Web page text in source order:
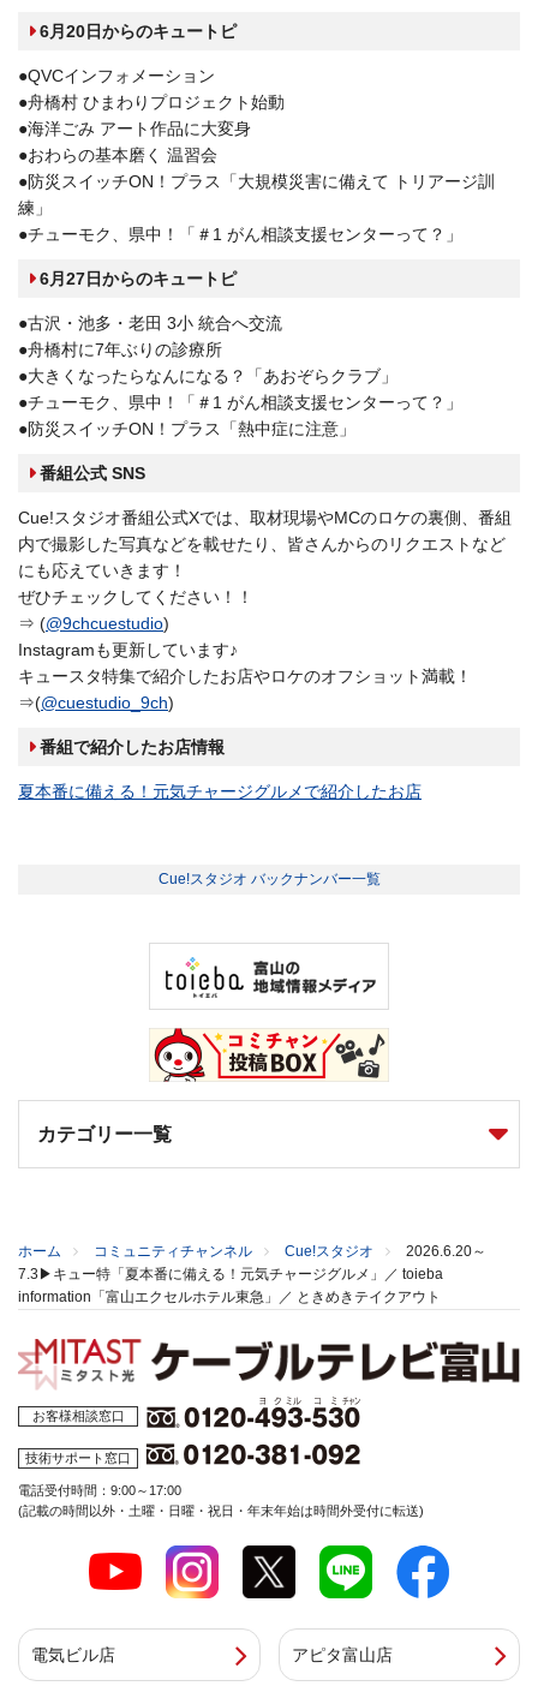
6月20日からのキュートピ
●QVCインフォメーション
●舟橋村 ひまわりプロジェクト始動
●海洋ごみ アート作品に大変身
●おわらの基本磨く 温習会
●防災スイッチON！プラス「大規模災害に備えて トリアージ訓
練」
●チューモク、県中！「＃1 がん相談支援センターって？」
6月27日からのキュートピ
●古沢・池多・老田 3小 統合へ交流
●舟橋村に7年ぶりの診療所
●大きくなったらなんになる？「あおぞらクラブ」
●チューモク、県中！「＃1 がん相談支援センターって？」
●防災スイッチON！プラス「熱中症に注意」
番組公式 SNS
Cue!スタジオ番組公式Xでは、取材現場やMCのロケの裏側、番組
内で撮影した写真などを載せたり、皆さんからのリクエストなど
にも応えていきます！
ぜひチェックしてください！！
⇒ (@9chcuestudio)
Instagramも更新しています♪
キュースタ特集で紹介したお店やロケのオフショット満載！
⇒(@cuestudio_9ch)
番組で紹介したお店情報
夏本番に備える！元気チャージグルメで紹介したお店
Cue!スタジオ バックナンバー一覧
カテゴリー一覧
ホーム コミュニティチャンネル Cue!スタジオ
2026.6.20～
7.3▶キュー特「夏本番に備える！元気チャージグルメ」／ toieba
information「富山エクセルホテル東急」／ ときめきテイクアウト
お客様相談窓口
技術サポート窓口
電話受付時間：9:00～17:00
(記載の時間以外・土曜・日曜・祝日・年末年始は時間外受付に転送)
電気ビル店 アピタ富山店